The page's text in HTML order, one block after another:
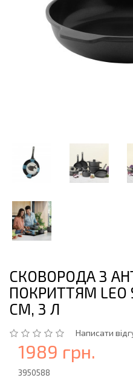
СКОВОРОДА З
ПОКРИТТЯМ LEO
СМ, 3 Л
Написати
1989 грн.
3950588